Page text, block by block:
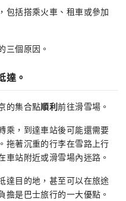
包括搭乘火車、租車或參加
三個原因。
達。
的集合點順利前往滑雪場。
乘，到達車站後可能還需要
拖著沉重的行李在雪路上行
車站附近或滑雪場內迷路。
達目的地，甚至可以在旅途
擔是巴士旅行的一大優點。